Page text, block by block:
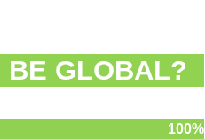
BE GLOBAL?
100%